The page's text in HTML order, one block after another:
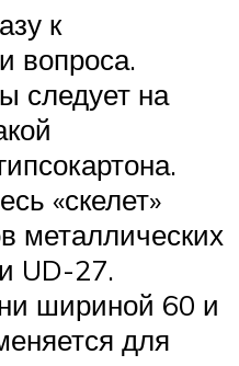
к
вопроса.
следует на
«скелет»
металлических
UD-27.
шириной 60 и
для